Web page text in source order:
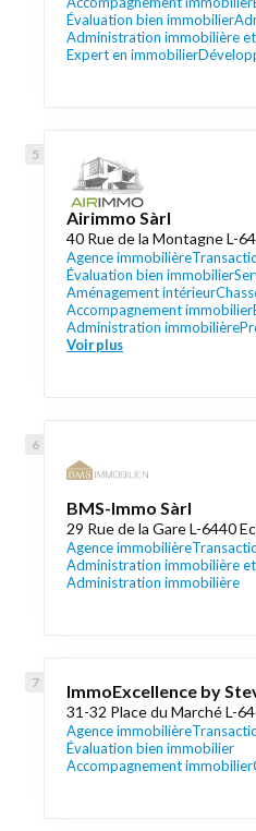
Évaluation bien immobilier
Administration immobilière
Expert en immobilier
Airimmo Sàrl
40 Rue de la Montagne L-
Agence immobilière
Évaluation bien immobilier
Aménagement intérieur
Accompagnement immobilier
Administration immobilière
Voir plus
BMS-Immo Sàrl
29 Rue de la Gare L-6440
Agence immobilière
Administration immobilière
Administration immobilière
ImmoExcellence by
31-32 Place du Marché L-
Agence immobilière
Évaluation bien immobilier
Accompagnement immobilier